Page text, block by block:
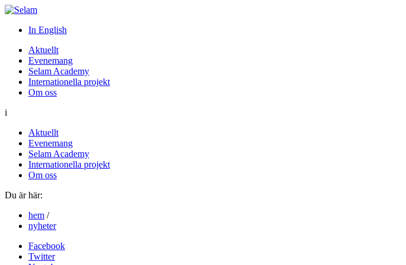
In English
Aktuellt
Evenemang
Selam Academy
Internationella projekt
Om oss
i
Aktuellt
Evenemang
Selam Academy
Internationella projekt
Om oss
Du är här:
hem /
nyheter
Facebook
Twitter